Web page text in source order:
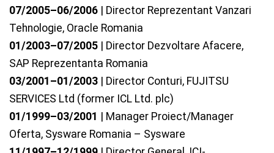
07/2005–06/2006 | Director Reprezentant Vanzari
Tehnologie, Oracle Romania
01/2003–07/2005 | Director Dezvoltare Afacere,
SAP Reprezentanta Romania
03/2001–01/2003 | Director Conturi, FUJITSU
SERVICES Ltd (former ICL Ltd. plc)
01/1999–03/2001
| Manager Proiect/Manager
Oferta, Sysware Romania – Sysware